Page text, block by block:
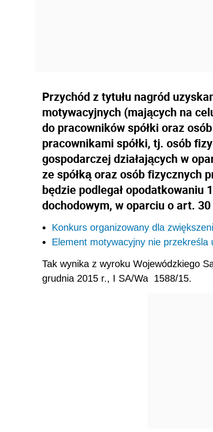
Przychód z tytułu nagród
motywacyjnych (mających na
do pracowników spółki oraz
pracownikami spółki, tj. osób
gospodarczej działających w
ze spółką oraz osób fizycznych
będzie podlegał opodatkowaniu
dochodowym, w oparciu o art.
Konkurs organizowany dla
Element motywacyjny nie przekreśla
Tak wynika z wyroku Wojewódzkiego
grudnia 2015 r., I SA/Wa 1588/15.